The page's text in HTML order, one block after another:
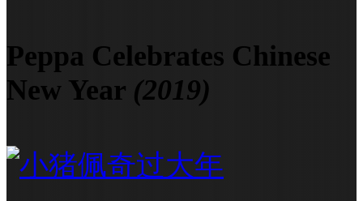
Peppa Celebrates Chinese
New Year (2019)